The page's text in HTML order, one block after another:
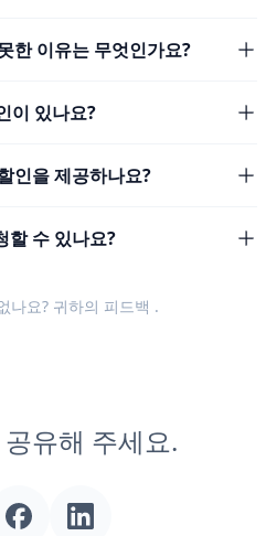
한 이유는 무엇인가요?
이 있나요?
인을 제공하나요?
할 수 있나요?
나요? 귀하의 피드백 .
유해 주세요.